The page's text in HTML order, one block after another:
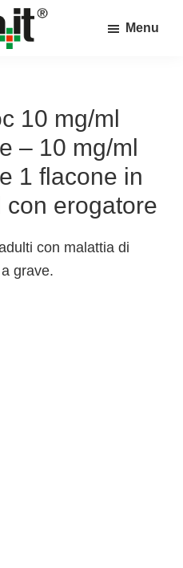
Menu
10 mg/ml
– 10 mg/ml
1 flacone in
erogatore
con malattia di
grave.